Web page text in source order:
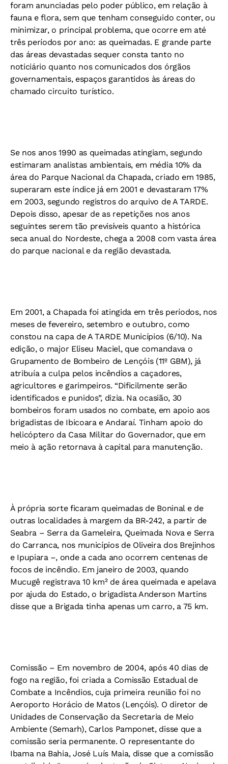
foram anunciadas pelo poder público, em relação à
fauna e flora, sem que tenham conseguido conter, ou
minimizar, o principal problema, que ocorre em até
três períodos por ano: as queimadas. E grande parte
das áreas devastadas sequer consta tanto no
noticiário quanto nos comunicados dos órgãos
governamentais, espaços garantidos às áreas do
chamado circuito turístico.
Se nos anos 1990 as queimadas atingiam, segundo
estimaram analistas ambientais, em média 10% da
área do Parque Nacional da Chapada, criado em 1985,
superaram este índice já em 2001 e devastaram 17%
em 2003, segundo registros do arquivo de A TARDE.
Depois disso, apesar de as repetições nos anos
seguintes serem tão previsíveis quanto a histórica
seca anual do Nordeste, chega a 2008 com vasta área
do parque nacional e da região devastada.
Em 2001, a Chapada foi atingida em três períodos, nos
meses de fevereiro, setembro e outubro, como
constou na capa de A TARDE Municípios (6/10). Na
edição, o major Eliseu Maciel, que comandava o
Grupamento de Bombeiro de Lençóis (11º GBM), já
atribuía a culpa pelos incêndios a caçadores,
agricultores e garimpeiros. “Dificilmente serão
identificados e punidos”, dizia. Na ocasião, 30
bombeiros foram usados no combate, em apoio aos
brigadistas de Ibicoara e Andaraí. Tinham apoio do
helicóptero da Casa Militar do Governador, que em
meio à ação retornava à capital para manutenção.
À própria sorte ficaram queimadas de Boninal e de
outras localidades à margem da BR-242, a partir de
Seabra – Serra da Gameleira, Queimada Nova e Serra
do Carranca, nos municípios de Oliveira dos Brejinhos
e Ipupiara –, onde a cada ano ocorrem centenas de
focos de incêndio. Em janeiro de 2003, quando
Mucugê registrava 10 km² de área queimada e apelava
por ajuda do Estado, o brigadista Anderson Martins
disse que a Brigada tinha apenas um carro, a 75 km.
Comissão – Em novembro de 2004, após 40 dias de
fogo na região, foi criada a Comissão Estadual de
Combate a Incêndios, cuja primeira reunião foi no
Aeroporto Horácio de Matos (Lençóis). O diretor de
Unidades de Conservação da Secretaria de Meio
Ambiente (Semarh), Carlos Pamponet, disse que a
comissão seria permanente. O representante do
Ibama na Bahia, José Luís Maia, disse que a comissão